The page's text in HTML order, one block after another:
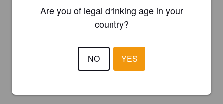
Robe sombre et rougeâtre. Mousse dense et sombre.
En bouche, stout très bonne mais somme toutes assez
classique. Je ne retrouve pas trop de notes de biscuit et ce
notes de vanille et de chocolat sympas.
Are you of legal drinking age in your
country?
NO YES